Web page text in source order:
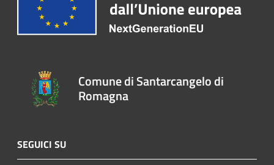
Comune di Santarcangelo di
Romagna
SEGUICI SU